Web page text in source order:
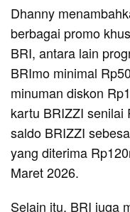
Dhanny
berbagai promo
BRI, antara lain
BRImo minimal
minuman diskon
kartu BRIZZI senilai
saldo BRIZZI
yang diterima
Maret 2026.
Selain itu, BRI juga